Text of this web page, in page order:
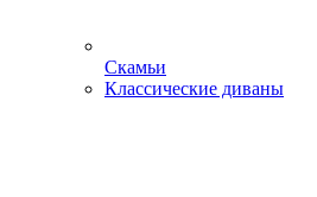
Скамьи
Классические диваны